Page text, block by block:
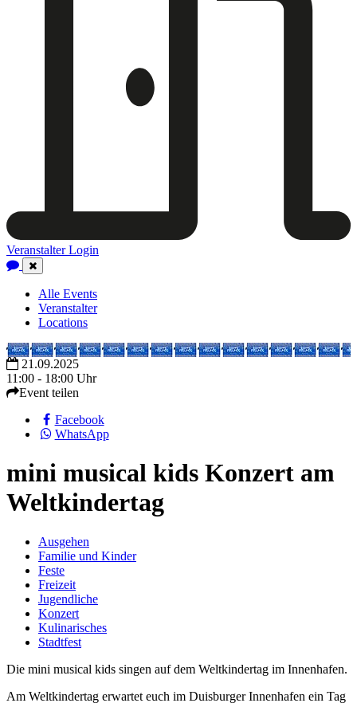
Veranstalter Login
Close
Navigation
Alle Events
Veranstalter
Locations
21.09.2025
11:00 - 18:00 Uhr
Event teilen
Facebook
WhatsApp
mini musical kids Konzert am
Weltkindertag
Ausgehen
Familie und Kinder
Feste
Freizeit
Jugendliche
Konzert
Kulinarisches
Stadtfest
Die mini musical kids singen auf dem Weltkindertag im Innenhafen.
Am Weltkindertag erwartet euch im Duisburger Innenhafen ein Tag